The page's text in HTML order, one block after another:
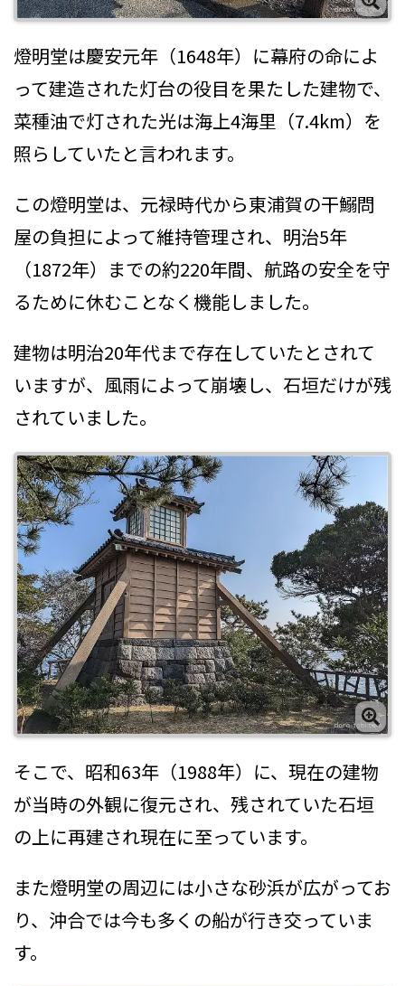
燈明堂は慶安元年（1648年）に幕府の命によ
って建造された灯台の役目を果たした建物で、
菜種油で灯された光は海上4海里（7.4km）を
照らしていたと言われます。
この燈明堂は、元禄時代から東浦賀の干鰯問
屋の負担によって維持管理され、明治5年
（1872年）までの約220年間、航路の安全を守
るために休むことなく機能しました。
建物は明治20年代まで存在していたとされて
いますが、風雨によって崩壊し、石垣だけが残
されていました。
そこで、昭和63年（1988年）に、現在の建物
が当時の外観に復元され、残されていた石垣
の上に再建され現在に至っています。
また燈明堂の周辺には小さな砂浜が広がってお
り、沖合では今も多くの船が行き交っていま
す。